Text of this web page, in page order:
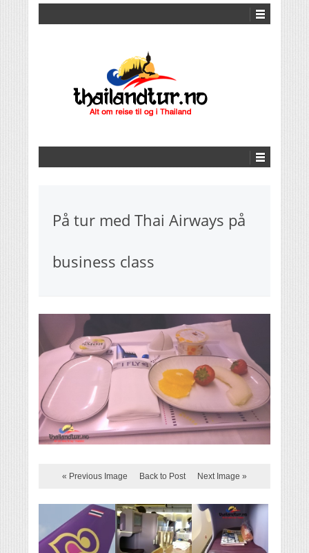
På tur med Thai Airways på
business class
« Previous Image Back to Post Next Image »